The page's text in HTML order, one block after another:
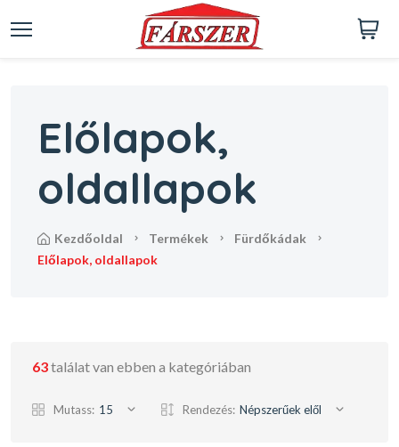
Előlapok,
oldallapok
kezdőoldal termékek
fürdőkádak
előlapok, oldallapok
63találat van ebben a kategóriában
Mutass: 15 Rendezés: Népszerűek elől